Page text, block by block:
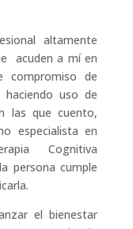
altamente
acuden a mí en
compromiso de
uso de
las que cuento,
especialista en
Cognitiva
persona cumple
el bienestar